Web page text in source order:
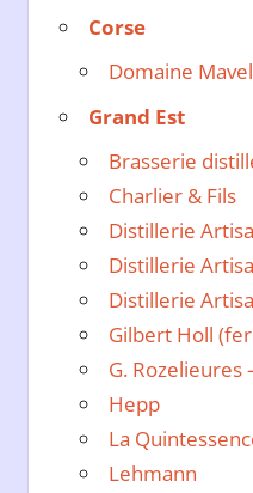
Corse
Domaine
Grand Est
Brasserie
Charlier & Fils
Distillerie
Distillerie
Distillerie
Gilbert Holl
G. Rozelieures
Hepp
La
Lehmann